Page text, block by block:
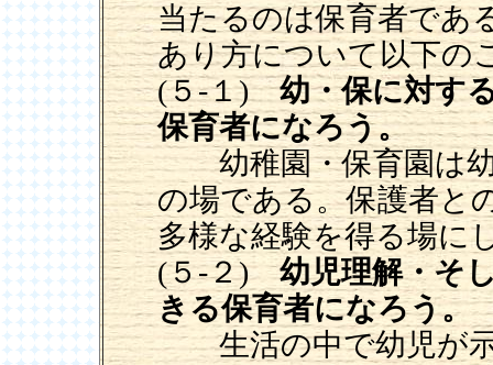
当たるのは保育者であ
あり方について以下の
(５-１)幼・保に対す
保育者になろう。
幼稚園・保育園は幼
の場である。保護者と
多様な経験を得る場に
(５-２)幼児理解・そ
きる保育者になろう。
生活の中で幼児が示